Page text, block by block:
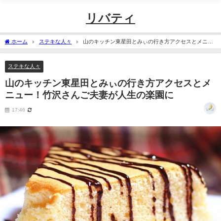
リバティ
ホーム ステキな人々
山のキッチン東星田とみぃの行き方アクセスとメニュ
ー！竹沢さんご夫妻が人生の楽園に
ステキな人々
山のキッチン東星田とみぃの行き方アクセスとメ
ニュー！竹沢さんご夫妻が人生の楽園に
17:46